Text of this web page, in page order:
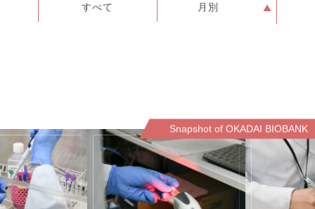
すべて 月別
Snapshot of OKADAI BIOBANK